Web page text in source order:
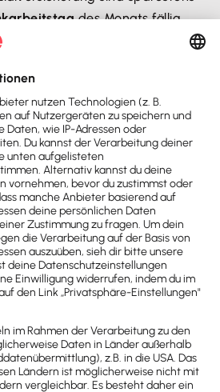
des Monats fällig.
der Zeitpunkt, zu dem der
zählt der
Barzahlungen der Tag des
Beiträge verspätet gezahlt,
oder Säumniszuschläge
müssen spätestensbis zum
des Monatsbei der
sein.
Lohn & Gehalt
schnell und